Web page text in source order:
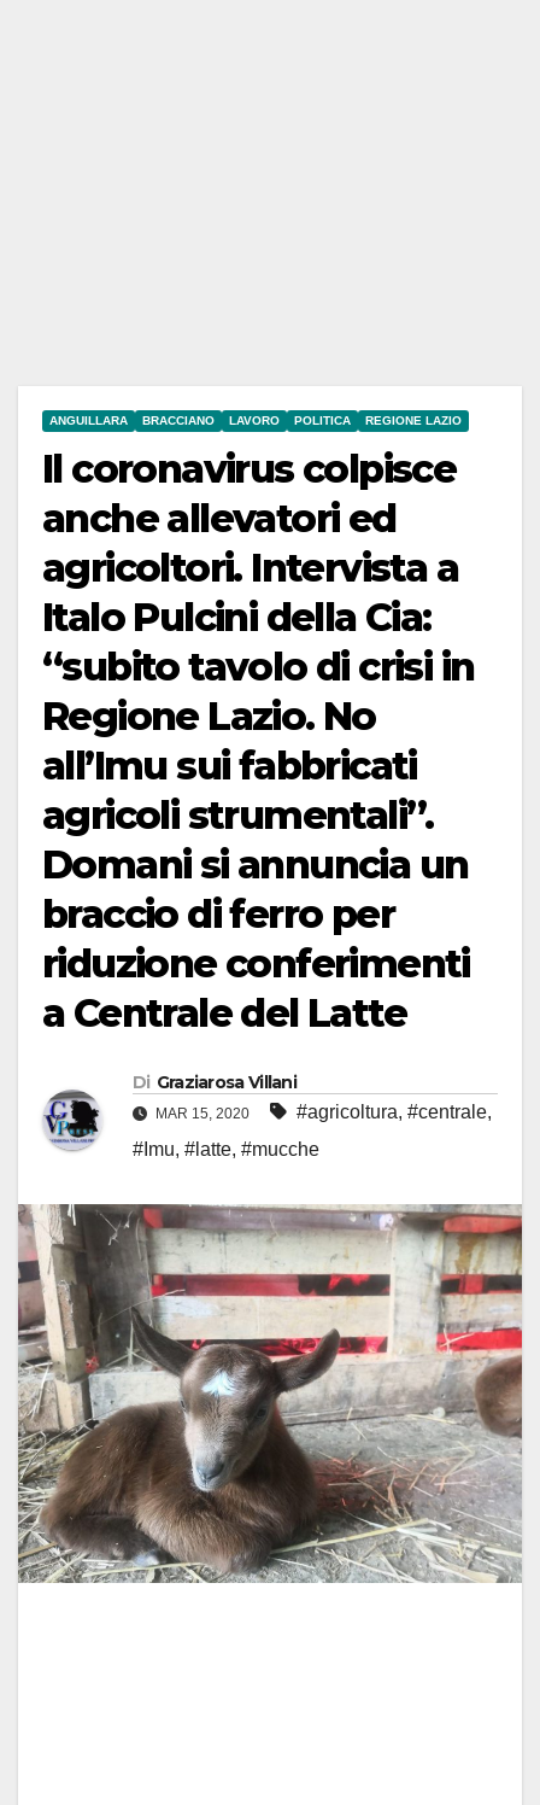
ANGUILLARA BRACCIANO LAVORO POLITICA REGIONE LAZIO
Il coronavirus colpisce
anche allevatori ed
agricoltori. Intervista a
Italo Pulcini della Cia:
“subito tavolo di crisi in
Regione Lazio. No
all’Imu sui fabbricati
agricoli strumentali”.
Domani si annuncia un
braccio di ferro per
riduzione conferimenti
a Centrale del Latte
Di Graziarosa Villani
MAR 15, 2020 #agricoltura, #centrale,
#Imu, #latte, #mucche